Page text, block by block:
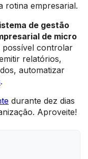
rotina empresarial.
de gestão
de micro
possível controlar
relatórios,
automatizar
.
durante dez dias
Aproveite!